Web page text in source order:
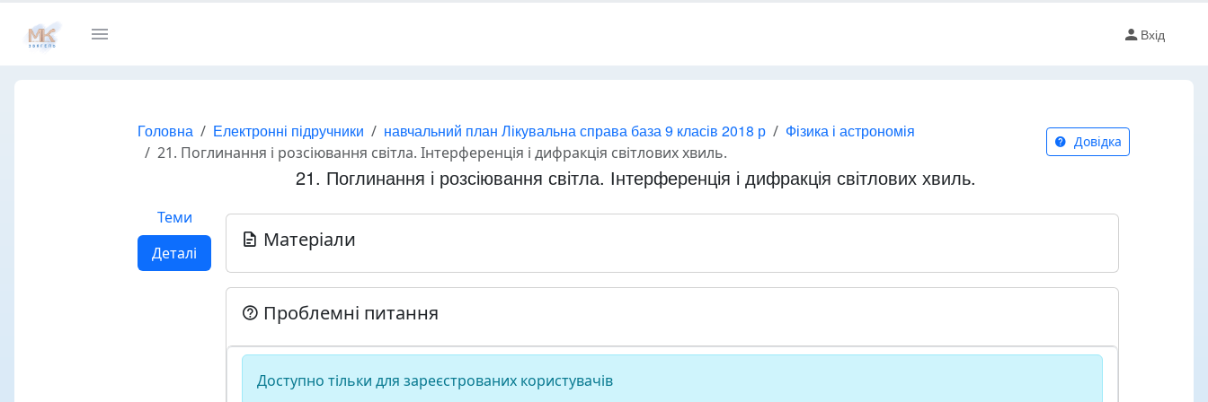
Вхід
Головна Електронні підручники навчальний план Лікувальна справа база 9 класів 2018 р Фізика і астрономія
21. Поглинання і розсіювання світла. Інтерференція і дифракція світлових хвиль.
Довідка
21. Поглинання і розсіювання світла. Інтерференція і дифракція світлових хвиль.
Теми
Деталі
Матеріали
Проблемні питання
Доступно тільки для зареєстрованих користувачів